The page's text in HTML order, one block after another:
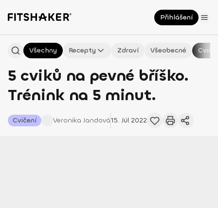
Přihlášení
Všechny Recepty Zdraví Všeobecné
5 cviků na pevné bříško.
Trénink na 5 minut.
Cvičení Veronika Jandová15. Júl 2022